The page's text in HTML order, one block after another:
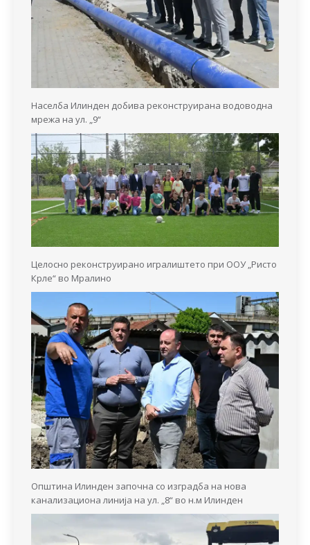
Населба Илинден добива реконструирана водоводна
мрежа на ул. „9“
Целосно реконструирано игралиштето при ООУ „Ристо
Крле“ во Мралино
Општина Илинден започна со изградба на нова
канализациона линија на ул. „8“ во н.м Илинден